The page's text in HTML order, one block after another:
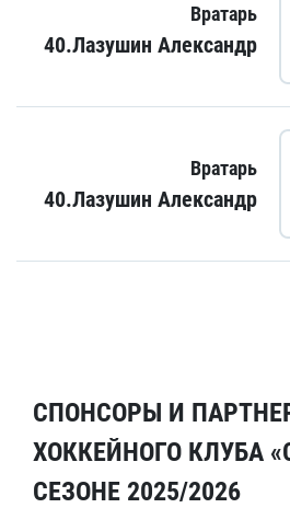
Вратарь
40.Лазушин Александр
Вратарь
40.Лазушин Александр
СПОНСОРЫ И
ХОККЕЙНОГО КЛУБА
СЕЗОНЕ 2025/2026